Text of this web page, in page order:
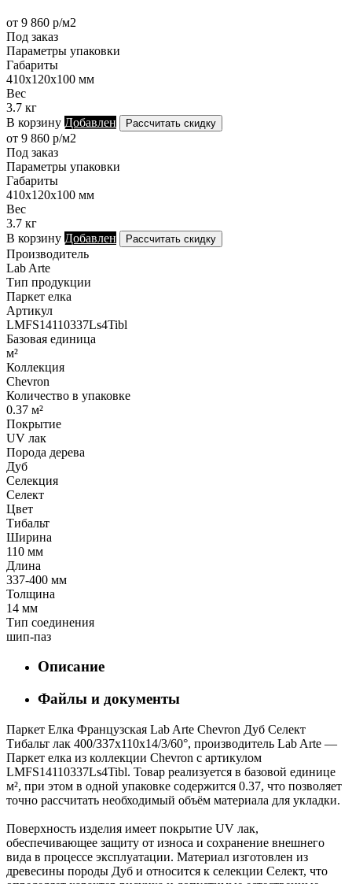
от 9 860 р/м2
Под заказ
Параметры упаковки
Габариты
410х120х100 мм
Вес
3.7 кг
В корзину Добавлен Рассчитать скидку
от 9 860 р/м2
Под заказ
Параметры упаковки
Габариты
410х120х100 мм
Вес
3.7 кг
В корзину Добавлен Рассчитать скидку
Производитель
Lab Arte
Тип продукции
Паркет елка
Артикул
LMFS14110337Ls4Tibl
Базовая единица
м²
Коллекция
Chevron
Количество в упаковке
0.37 м²
Покрытие
UV лак
Порода дерева
Дуб
Селекция
Селект
Цвет
Тибальт
Ширина
110 мм
Длина
337-400 мм
Толщина
14 мм
Тип соединения
шип-паз
Описание
Файлы и документы
Паркет Елка Французская Lab Arte Chevron Дуб Селект
Тибальт лак 400/337х110х14/3/60°, производитель Lab Arte —
Паркет елка из коллекции Chevron с артикулом
LMFS14110337Ls4Tibl. Товар реализуется в базовой единице
м², при этом в одной упаковке содержится 0.37, что позволяет
точно рассчитать необходимый объём материала для укладки.
Поверхность изделия имеет покрытие UV лак,
обеспечивающее защиту от износа и сохранение внешнего
вида в процессе эксплуатации. Материал изготовлен из
древесины породы Дуб и относится к селекции Селект, что